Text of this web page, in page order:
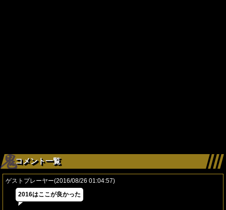
コメント一覧
ゲストプレーヤー(2016/08/26 01:04:57)
2016はここが良かった